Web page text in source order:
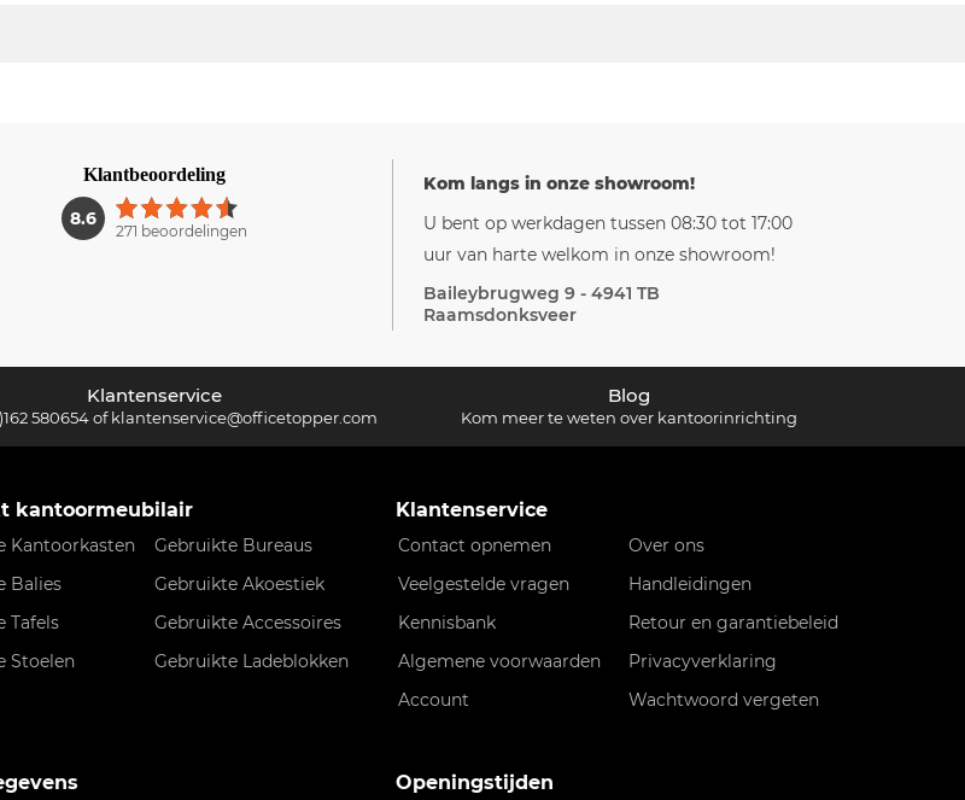
Klantbeoordeling
8.6 1
271 beoordelingen
Kom langs in onze showroom!
U bent op werkdagen tussen 08:30 tot 17:00
uur van harte welkom in onze showroom!
Baileybrugweg 9 - 4941 TB
Raamsdonksveer
Klantenservice
580654ofklantenservice@officetopper.com
Blog
Kom meer te weten over kantoorinrichting
kantoormeubilair
Kantoorkasten
Gebruikte Bureaus
Balies
Gebruikte Akoestiek
Tafels
Gebruikte Accessoires
Stoelen
Gebruikte Ladeblokken
Klantenservice
Contact opnemen
Over ons
Veelgestelde vragen
Handleidingen
Kennisbank
Retour en garantiebeleid
Algemene voorwaarden
Privacyverklaring
Account
Wachtwoord vergeten
Openingstijden